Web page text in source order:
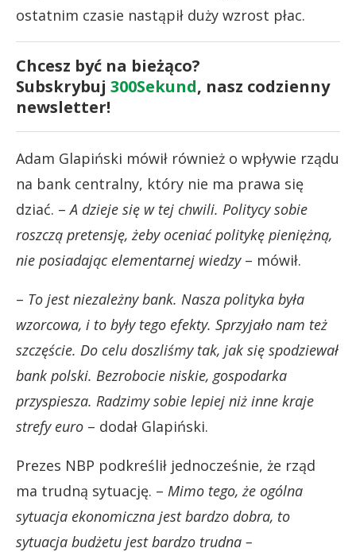
ostatnim czasie nastąpił duży wzrost płac.
Chcesz być na bieżąco?
Subskrybuj 300Sekund, nasz codzienny
newsletter!
Adam Glapiński mówił również o wpływie rządu
na bank centralny, który nie ma prawa się
dziać. –A dzieje się w tej chwili. Politycy sobie
roszczą pretensję, żeby oceniać politykę pieniężną,
nie posiadając elementarnej wiedzy– mówił.
– To jest niezależny bank. Nasza polityka była
wzorcowa, i to były tego efekty. Sprzyjało nam też
szczęście. Do celu doszliśmy tak, jak się spodziewał
bank polski. Bezrobocie niskie, gospodarka
przyspiesza. Radzimy sobie lepiej niż inne kraje
strefy euro – dodał Glapiński.
Prezes NBP podkreślił jednocześnie, że rząd
ma trudną sytuację. – Mimo tego, że ogólna
sytuacja ekonomiczna jest bardzo dobra, to
sytuacja budżetu jest bardzo trudna –